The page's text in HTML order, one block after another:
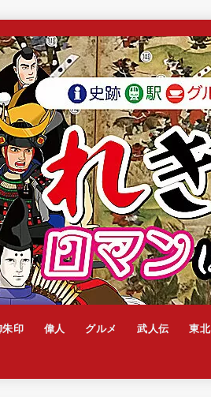
朱印 偉人 グルメ 武人伝 東北